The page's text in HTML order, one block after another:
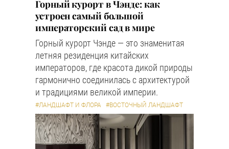
Горный курорт в Чэнде: как
устроен самый большой
императорский сад в мире
Горный курорт Чэнде — это знаменитая
летняя резиденция китайских
императоров, где красота дикой природы
гармонично соединилась с архитектурой
и традициями великой империи.
#ЛАНДШАФТ И ФЛОРА #ВОСТОЧНЫЙ ЛАНДШАФТ